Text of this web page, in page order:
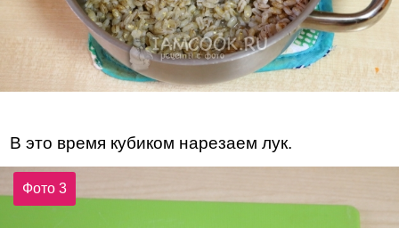
В это время кубиком нарезаем лук.
Фото 3